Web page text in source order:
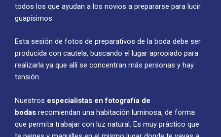
todos los que ayudan a los novios a prepararse para lucir
guapísimos.
Esta sesión de fotos de preparativos de la boda debe ser
producida con cautela, buscando el lugar apropiado para
realizarla ya que allí se concentran más personas y hay
tensión.
Nuestros especialistas en fotografía de
bodas recomiendan una habitación luminosa, de forma
que permita trabajar con luz natural. Es muy práctico que